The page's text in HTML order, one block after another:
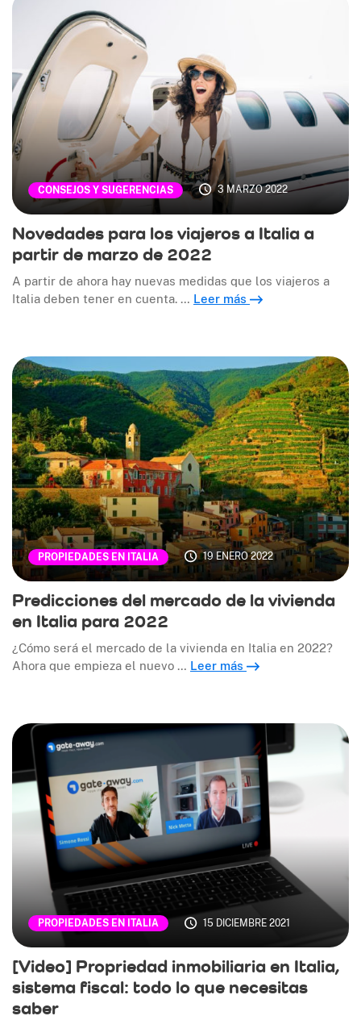
CONSEJOS Y SUGERENCIAS 3 MARZO 2022
Novedades para los viajeros a Italia a
partir de marzo de 2022
A partir de ahora hay nuevas medidas que los viajeros a
Italia deben tener en cuenta. … Leer más
PROPIEDADES EN ITALIA 19 ENERO 2022
Predicciones del mercado de la vivienda
en Italia para 2022
¿Cómo será el mercado de la vivienda en Italia en 2022?
Ahora que empieza el nuevo … Leer más
PROPIEDADES EN ITALIA 15 DICIEMBRE 2021
[Video] Propriedad inmobiliaria en Italia,
sistema fiscal: todo lo que necesitas
saber